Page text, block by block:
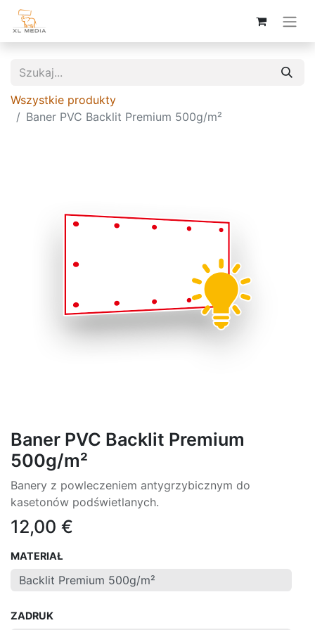
Wszystkie produkty
Baner PVC Backlit Premium 500g/m²
Baner PVC Backlit Premium
500g/m²
Banery z powleczeniem antygrzybicznym do
kasetonów podświetlanych.
12,00 €
MATERIAŁ
ZADRUK